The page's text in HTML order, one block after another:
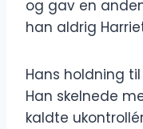
og gav en
han aldrig
Hans holdning
Han skelnede
kaldte